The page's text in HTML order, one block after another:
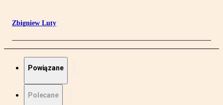
Zbigniew Luty
Powiązane
Polecane